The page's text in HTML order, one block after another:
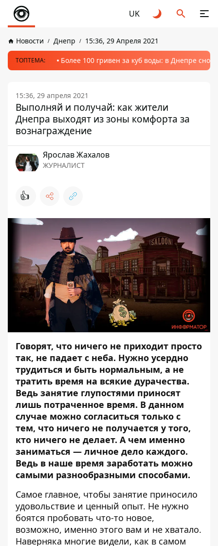
UK
Новости Днепр 15:36, 29 Апреля 2021
ТОПТЕМА: Более 100 гривен за куб воды: в Днепре
15:36, 29 апреля 2021
Выполняй и получай: как жители
Днепра выходят из зоны комфорта за
вознаграждение
Ярослав Жахалов
ЖУРНАЛИСТ
👍
Говорят, что ничего не приходит просто
так, не падает с неба. Нужно усердно
трудиться и быть нормальным, а не
тратить время на всякие дурачества.
Ведь занятие глупостями приносят
лишь потраченное время. В данном
случае можно согласиться только с
тем, что ничего не получается у того,
кто ничего не делает. А чем именно
заниматься — личное дело каждого.
Ведь в наше время заработать можно
самыми разнообразными способами.
Самое главное, чтобы занятие приносило
удовольствие и ценный опыт. Не нужно
боятся пробовать что-то новое,
возможно, именно этого вам и не хватало.
Наверняка многие видели, как в самом